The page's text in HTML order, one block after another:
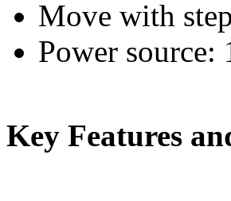
Move with
Power
Key Features